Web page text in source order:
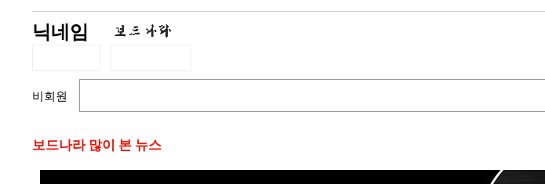
닉네임
비회원
보드나라 많이 본 뉴스